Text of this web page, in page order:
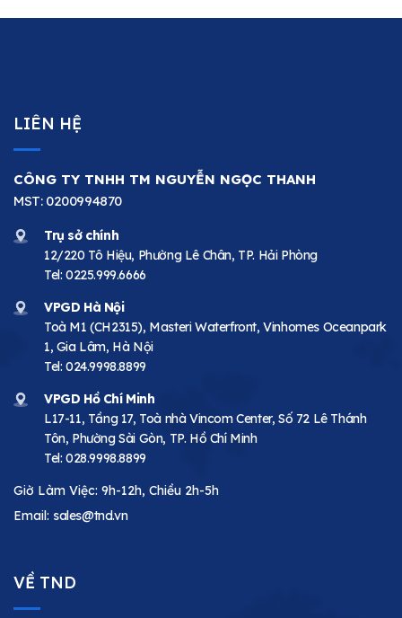
LIÊN HỆ
CÔNG TY TNHH TM NGUYỄN NGỌC THANH
MST: 0200994870
Trụ sở chính
12/220 Tô Hiệu, Phường Lê Chân, TP. Hải Phòng
Tel: 0225.999.6666
VPGD Hà Nội
Toà M1 (CH2315), Masteri Waterfront, Vinhomes Oceanpark
1, Gia Lâm, Hà Nội
Tel: 024.9998.8899
VPGD Hồ Chí Minh
L17-11, Tầng 17, Toà nhà Vincom Center, Số 72 Lê Thánh
Tôn, Phường Sài Gòn, TP. Hồ Chí Minh
Tel: 028.9998.8899
Giờ Làm Việc: 9h-12h, Chiều 2h-5h
Email: sales@tnd.vn
VỀ TND